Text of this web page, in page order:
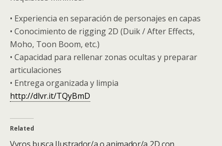
• Experiencia en separación de personajes en capas
• Conocimiento de rigging 2D (Duik / After Effects,
Moho, Toon Boom, etc.)
• Capacidad para rellenar zonas ocultas y preparar
articulaciones
• Entrega organizada y limpia
http://dlvr.it/TQyBmD
Related
Vyros busca Ilustrador/a o animador/a 2D con